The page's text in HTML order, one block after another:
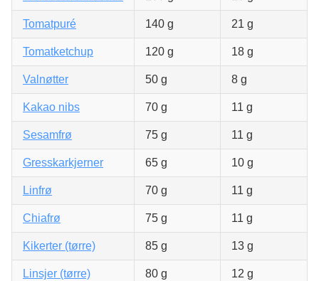
Tomatpuré 140 g 21 g
Tomatketchup 120 g 18 g
Valnøtter 50 g 8 g
Kakao nibs 70 g 11 g
Sesamfrø 75 g 11 g
Gresskarkjerner 65 g 10 g
Linfrø 70 g 11 g
Chiafrø 75 g 11 g
Kikerter (tørre) 85 g 13 g
Linsjer (tørre) 80 g 12 g